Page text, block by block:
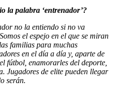
la palabra ‘entrenador’?
no la entiendo si no va
el espejo en el que se miran
familias para muchas
en el día a día y, aparte de
fútbol, enamorarles del deporte,
Jugadores de elite pueden llegar
serán.